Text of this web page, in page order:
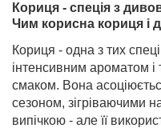
Кориця - спеція з
Чим корисна кориця і
Кориця - одна з тих
інтенсивним ароматом
смаком. Вона
сезоном, зігріваючими
випічкою - але її